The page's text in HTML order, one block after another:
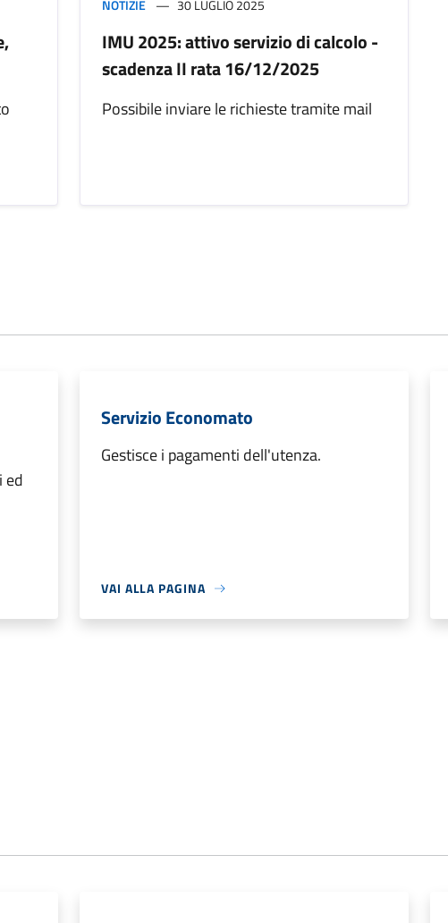
NOTIZIE 30 LUGLIO 2025
IMU 2025: attivo servizio di calcolo -
scadenza II rata 16/12/2025
Possibile inviare le richieste tramite mail
ed
Servizio Economato
Gestisce i pagamenti dell'utenza.
VAI ALLA PAGINA